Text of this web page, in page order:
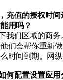
充值的授权时
用吗？
我们区域的商
们会帮你重新
时间到期。网
何配置设置应用